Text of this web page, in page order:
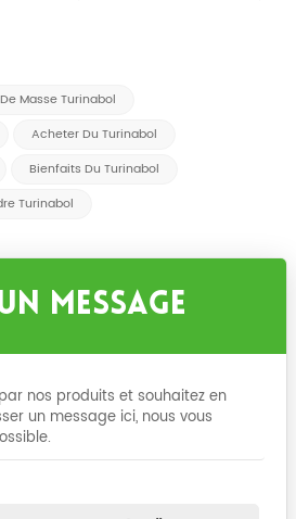
Masse Turinabol
Acheter Du Turinabol
Bienfaits Du Turinabol
Turinabol
Message
nos produits et souhaitez en
un message ici, nous vous